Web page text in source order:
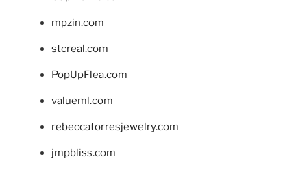
mpzin.com
stcreal.com
PopUpFlea.com
valueml.com
rebeccatorresjewelry.com
jmpbliss.com